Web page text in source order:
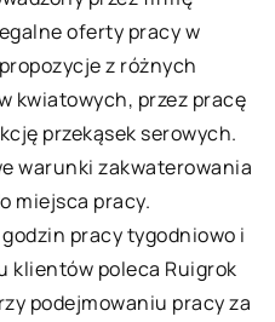
oferty pracy w
z różnych
kwiatowych, przez pracę
przekąsek serowych.
warunki zakwaterowania
miejsca pracy.
pracy tygodniowo i
klientów poleca Ruigrok
podejmowaniu pracy za